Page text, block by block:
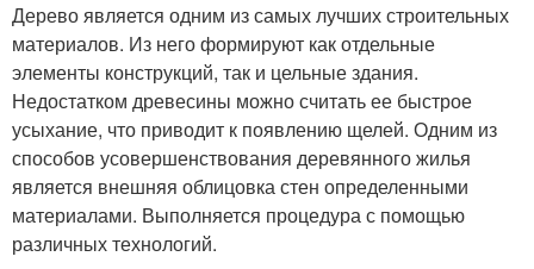
Дерево является одним из самых лучших строительных
материалов. Из него формируют как отдельные
элементы конструкций, так и цельные здания.
Недостатком древесины можно считать ее быстрое
усыхание, что приводит к появлению щелей. Одним из
способов усовершенствования деревянного жилья
является внешняя облицовка стен определенными
материалами. Выполняется процедура с помощью
различных технологий.